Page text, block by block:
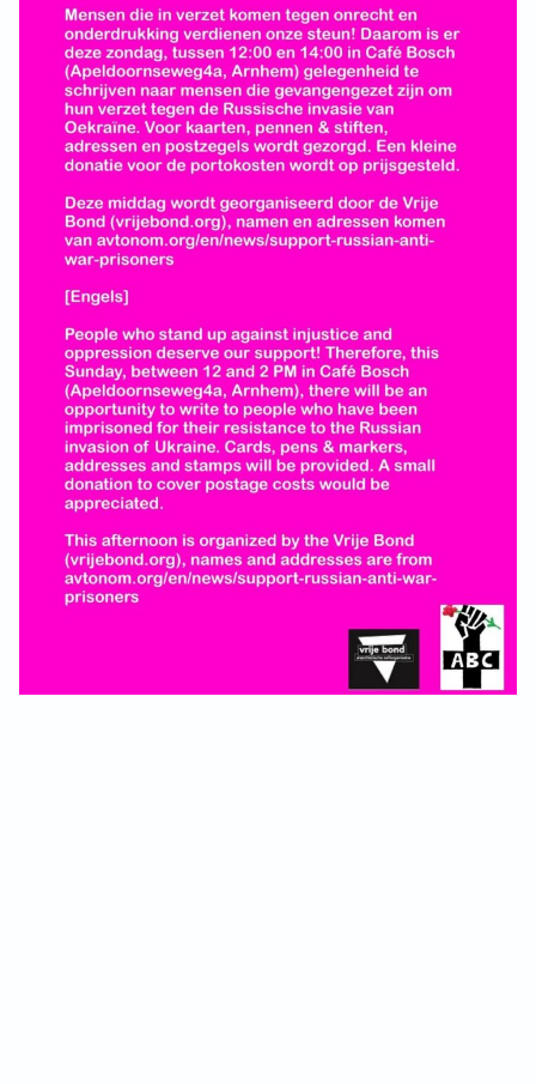
GROEPEN
ANARCHISTISCHE GROEP A’DAM
ANARCHISTISCH COLLECTIEF ANTWERPEN
ANARCHISTISCH COLLECTIEF BRUGGE
VB AMSTERDAM
VRIJ COLLECTIEF KORTRIJK
LEUVENSE ANARCHISTISCHE GROEP
VB BELGIË
VB FRIESLAND
ZWARTE MUGGEN
Benefiet
Concert
Discussie
lezing
Nieuws
Press release
Oproep
Demo